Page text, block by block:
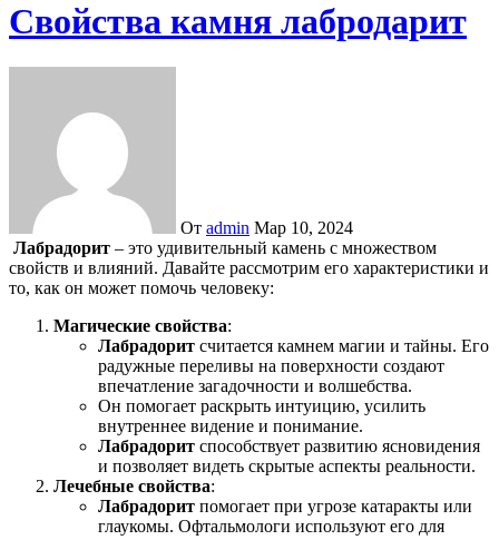
Свойства камня лабродарит
От admin Мар 10, 2024
Лабрадорит – это удивительный камень с множеством
свойств и влияний. Давайте рассмотрим его характеристики и
то, как он может помочь человеку:
Магические свойства:
Лабрадорит считается камнем магии и тайны. Его
радужные переливы на поверхности создают
впечатление загадочности и волшебства.
Он помогает раскрыть интуицию, усилить
внутреннее видение и понимание.
Лабрадорит способствует развитию ясновидения
и позволяет видеть скрытые аспекты реальности.
Лечебные свойства:
Лабрадорит помогает при угрозе катаракты или
глаукомы. Офтальмологи используют его для